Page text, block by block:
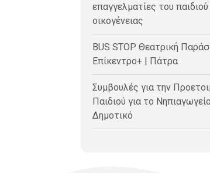
επαγγελματίες του παιδιού
οικογένειας
BUS STOP Θεατρική
Επίκεντρο+ | Πάτρα
Συμβουλές για την
Παιδιού για το
Δημοτικό